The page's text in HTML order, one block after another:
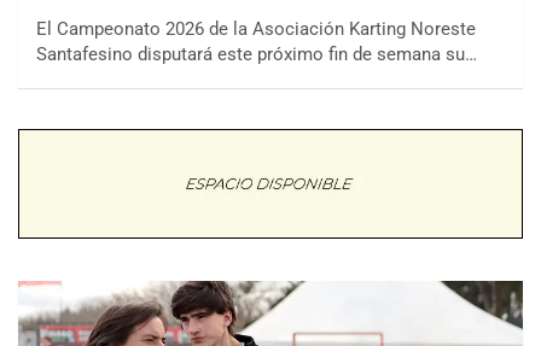
El Campeonato 2026 de la Asociación Karting Noreste
Santafesino disputará este próximo fin de semana su…